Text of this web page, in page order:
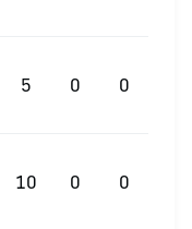
5 0 0
10 0 0